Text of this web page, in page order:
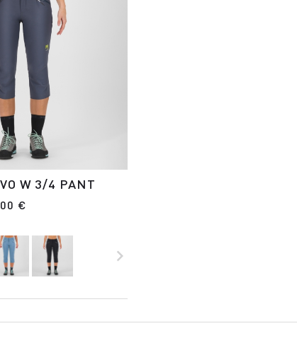
W 3/4 PANT
€
navigate_next